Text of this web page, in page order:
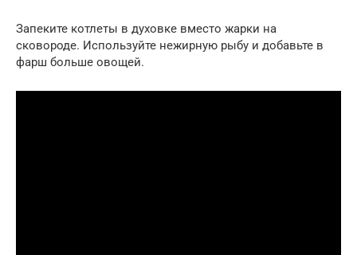
Запеките котлеты в духовке вместо жарки на
сковороде. Используйте нежирную рыбу и добавьте в
фарш больше овощей.